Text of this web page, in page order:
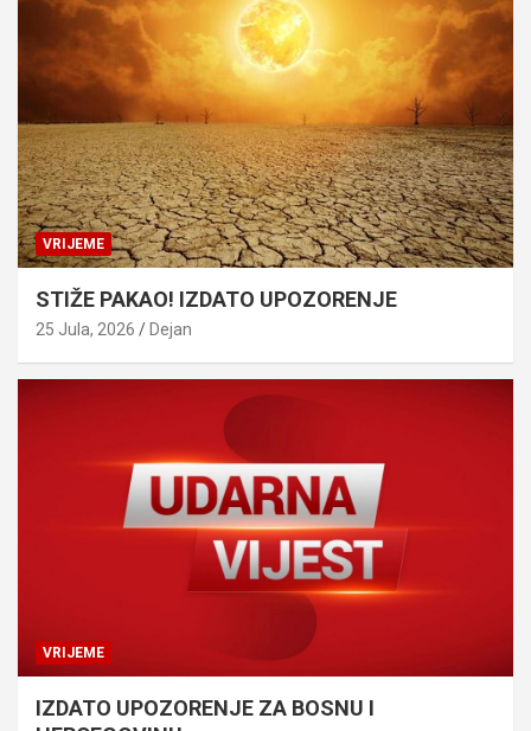
VRIJEME
STIŽE PAKAO! IZDATO UPOZORENJE
25 Jula, 2026 Dejan
VRIJEME
IZDATO UPOZORENJE ZA BOSNU I